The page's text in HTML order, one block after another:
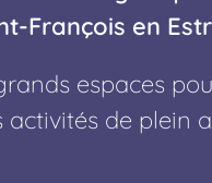
François en
espaces
activités de plein